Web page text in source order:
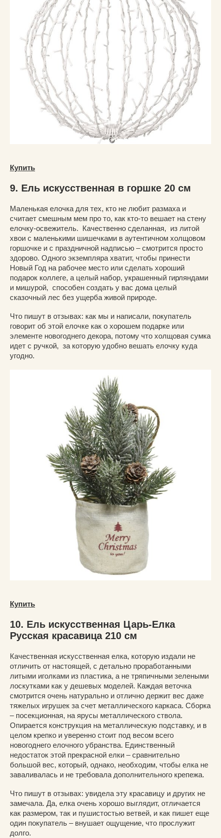
Купить
9. Ель искусственная в горшке 20 см
Маленькая елочка для тех, кто не любит размаха и
считает смешным мем про то, как кто-то вешает на стену
елочку-освежитель. Качественно сделанная, из литой
хвои с маленькими шишечками в аутентичном холщовом
горшочке и с праздничной надписью – смотрится просто
здорово. Одного экземпляра хватит, чтобы принести
Новый Год на рабочее место или сделать хороший
подарок коллеге, а целый набор, украшенный гирляндами
и мишурой, способен создать у вас дома целый
сказочный лес без ущерба живой природе.
Что пишут в отзывах: как мы и написали, покупатель
говорит об этой елочке как о хорошем подарке или
элементе новогоднего декора, потому что холщовая сумка
идет с ручкой, за которую удобно вешать елочку куда
угодно.
Купить
10. Ель искусственная Царь-Елка
Русская красавица 210 см
Качественная искусственная елка, которую издали не
отличить от настоящей, с детально проработанными
литыми иголками из пластика, а не тряпичными зелеными
лоскутками как у дешевых моделей. Каждая веточка
смотрится очень натурально и отлично держит вес даже
тяжелых игрушек за счет металлического каркаса. Сборка
– посекционная, на ярусы металлического ствола.
Опирается конструкция на металлическую подставку, и в
целом крепко и уверенно стоит под весом всего
новогоднего елочного убранства. Единственный
недостаток этой прекрасной елки – сравнительно
большой вес, который, однако, необходим, чтобы елка не
заваливалась и не требовала дополнительного крепежа.
Что пишут в отзывах: увидела эту красавицу и других не
замечала. Да, елка очень хорошо выглядит, отличается
как размером, так и пушистостью ветвей, и как пишет еще
один покупатель – внушает ощущение, что прослужит
долго.